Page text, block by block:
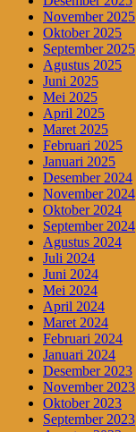
November 2025
Oktober 2025
September 2025
Agustus 2025
Juni 2025
Mei 2025
April 2025
Maret 2025
Februari 2025
Januari 2025
Desember 2024
November 2024
Oktober 2024
September 2024
Agustus 2024
Juli 2024
Juni 2024
Mei 2024
April 2024
Maret 2024
Februari 2024
Januari 2024
Desember 2023
November 2023
Oktober 2023
September 2023